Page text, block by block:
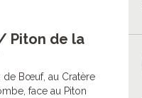
Piton de la
de Bœuf, au Cratère
face au Piton